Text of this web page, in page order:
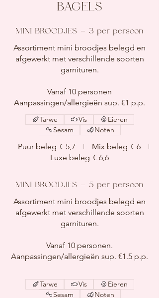
BAGELS
MINI BROODJES – 3 per persoon
Assortiment mini broodjes belegd en
afgewerkt met verschillende soorten
garnituren.
Vanaf 10 personen
Puur beleg € 5,7 Mix beleg € 6
Luxe beleg € 6,6
Tarwe Vis
Eieren
Sesam
Noten
MINI BROODJES – 5 per persoon
Assortiment mini broodjes belegd en
afgewerkt met verschillende soorten
garnituren.
Vanaf 10 personen.
Aanpassingen/allergieën sup. €1.5 p.p.
Tarwe Vis
Eieren
Sesam
Noten